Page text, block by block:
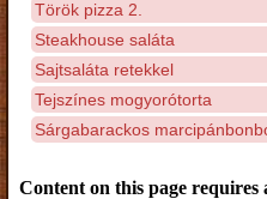
Török pizza 2.
Steakhouse saláta
Sajtsaláta retekkel
Tejszínes mogyorótorta
Sárgabarackos
Content on this page requires